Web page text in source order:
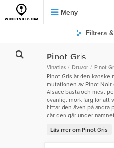
Meny
Filtrera
Pinot Gris
Vinatlas Druvor Pinot
Pinot Gris är den kanske
mutationen av Pinot Noir
Alsace bästa och mest
ovanligt mörk färg för att
hittar den även på andra
där den går under
Läs mer om Pinot Gris